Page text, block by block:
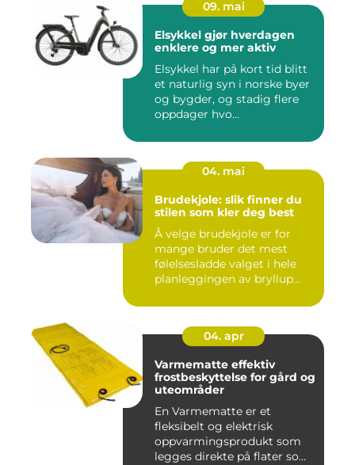
09. mai
Elsykkel gjør hverdagen
enklere og mer aktiv
Elsykkel har på kort tid blitt
et naturlig syn i norske byer
og bygder, og stadig flere
oppdager hvo...
04. mai
Brudekjole: slik finner du
stilen som kler deg best
Å velge brudekjole er for
mange bruder det mest
følelsesladde valget i hele
planleggingen av bryllup...
04. apr
Varmematte effektiv
frostbeskyttelse for gård og
uteområder
En Varmematte er et
fleksibelt og elektrisk
oppvarmingsprodukt som
legges direkte på flater som